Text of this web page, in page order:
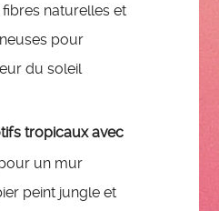
naturelles et
pour
du soleil
tropicaux avec
un mur
peint jungle et